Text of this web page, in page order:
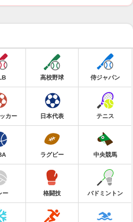
高校野球 侍ジャパン
カー 日本代表 テニス
ラグビー 中央競馬
ー 格闘技 バドミントン